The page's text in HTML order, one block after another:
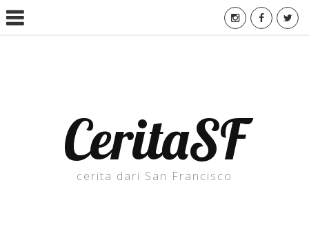
CeritaSF
cerita dari San Francisco